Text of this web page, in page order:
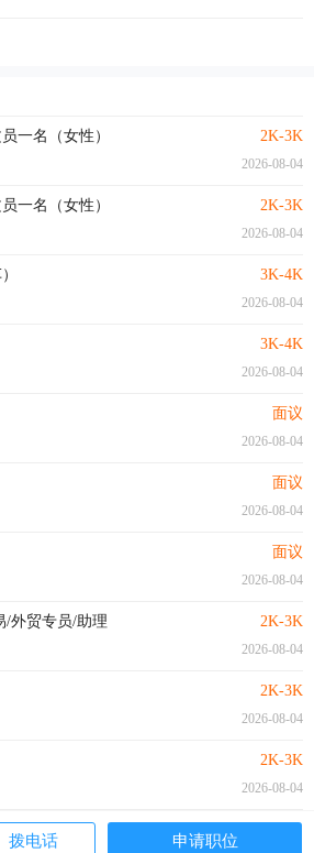
拨电话 申请职位
一名（女性） 2K-3K
2026-08-04
一名（女性） 2K-3K
2026-08-04
3K-4K
2026-08-04
3K-4K
2026-08-04
面议
2026-08-04
面议
2026-08-04
面议
2026-08-04
/外贸专员/助理 2K-3K
2026-08-04
2K-3K
2026-08-04
2K-3K
2026-08-04